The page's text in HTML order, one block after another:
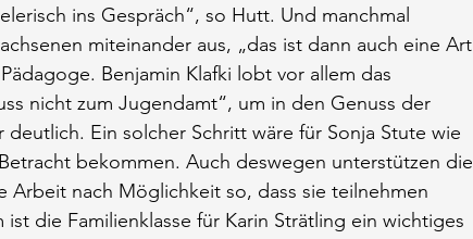
ins Gespräch“, so Hutt. Und manchmal
miteinander aus, „das ist dann auch eine Art
Benjamin Klafki lobt vor allem das
nicht zum Jugendamt“, um in den Genuss der
deutlich. Ein solcher Schritt wäre für Sonja Stute wie
bekommen. Auch deswegen unterstützen die
Arbeit nach Möglichkeit so, dass sie teilnehmen
die Familienklasse für Karin Strätling ein wichtiges